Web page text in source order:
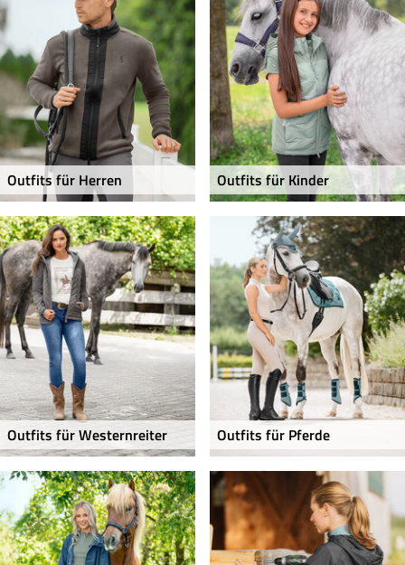
Outfits für Herren Outfits für Kinder
Outfits für Westernreiter Outfits für Pferde